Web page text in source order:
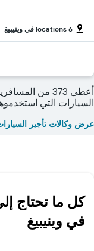
6 locations في وينيبيغ
أعطى 373 من
السيارات التي
عرض وكالات تأجير السيارات
كل ما تحتاج
في وينيبيغ